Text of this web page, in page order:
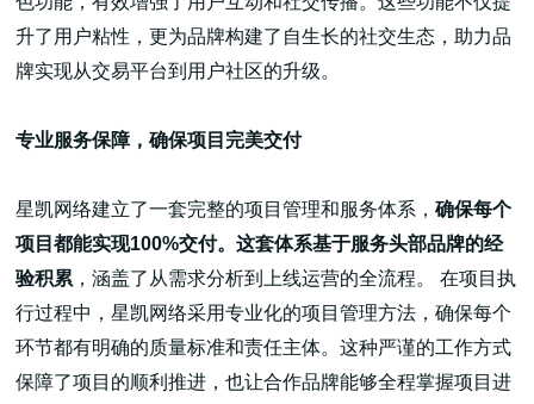
升了用户粘性，更为品牌构建了自生长的社交生态，助力品
牌实现从交易平台到用户社区的升级。
专业服务保障，确保项目完美交付
星凯网络建立了一套完整的项目管理和服务体系，确保每个
项目都能实现100%交付。这套体系基于服务头部品牌的经
验积累 ，涵盖了从需求分析到上线运营的全流程。 在项目执
行过程中，星凯网络采用专业化的项目管理方法，确保每个
环节都有明确的质量标准和责任主体。这种严谨的工作方式
保障了项目的顺利推进，也让合作品牌能够全程掌握项目进